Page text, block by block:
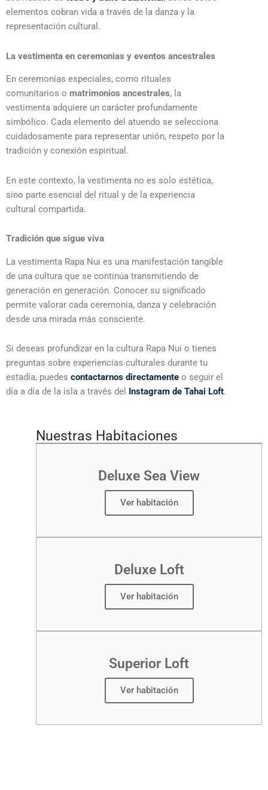
elementos cobran vida a través de la danza y la
representación cultural.
La vestimenta en ceremonias y eventos ancestrales
En ceremonias especiales, como rituales
comunitarios o matrimonios ancestrales, la
vestimenta adquiere un carácter profundamente
simbólico. Cada elemento del atuendo se selecciona
cuidadosamente para representar unión, respeto por la
tradición y conexión espiritual.
En este contexto, la vestimenta no es solo estética,
sino parte esencial del ritual y de la experiencia
cultural compartida.
Tradición que sigue viva
La vestimenta Rapa Nui es una manifestación tangible
de una cultura que se continúa transmitiendo de
generación en generación. Conocer su significado
permite valorar cada ceremonia, danza y celebración
desde una mirada más consciente.
Si deseas profundizar en la cultura Rapa Nui o tienes
preguntas sobre experiencias culturales durante tu
estadía, puedes contactarnos directamente o seguir el
día a día de la isla a través del Instagram de Tahai Loft.
Nuestras Habitaciones
Deluxe Sea View
Ver habitación
Deluxe Loft
Ver habitación
Superior Loft
Ver habitación